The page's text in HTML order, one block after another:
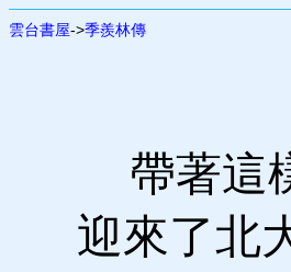
雲台書屋->季羨林傳
帶著這
迎來了北